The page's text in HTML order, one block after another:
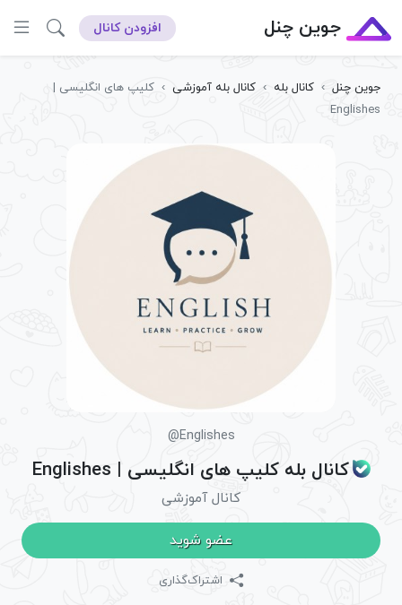
جوین چنل افزودن کانال
جوین چنل › کانال بله › کانال بله آموزشی › کلیپ های انگلیسی |
Englishes
@Englishes
کانال بله کلیپ های انگلیسی | Englishes
کانال آموزشی
عضو شوید
اشتراک‌گذاری